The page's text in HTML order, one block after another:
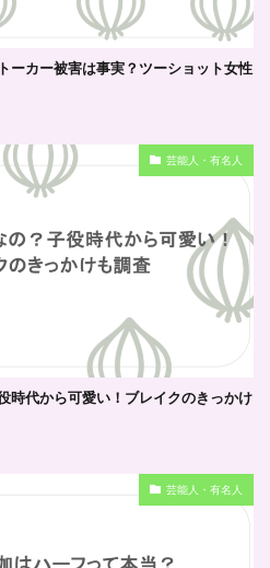
ーカー被害は事実？ツーショット女性
芸能人・有名人
時代から可愛い！ブレイクのきっかけ
芸能人・有名人